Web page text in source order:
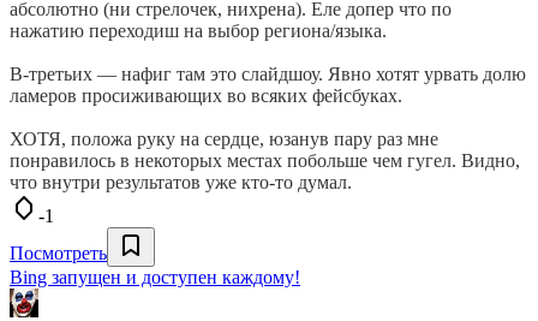
абсолютно (ни стрелочек, нихрена). Еле допер что по
нажатию переходиш на выбор региона/языка.
В-третьих — нафиг там это слайдшоу. Явно хотят урвать долю
ламеров просиживающих во всяких фейсбуках.
ХОТЯ, положа руку на сердце, юзанув пару раз мне
понравилось в некоторых местах побольше чем гугел. Видно,
что внутри результатов уже кто-то думал.
-1
Посмотреть
Bing запущен и доступен каждому!